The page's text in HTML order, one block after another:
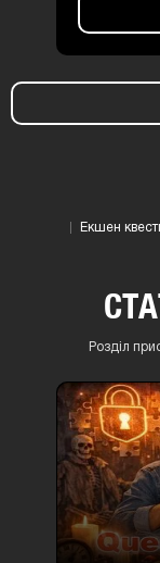
Екшен
Розділ